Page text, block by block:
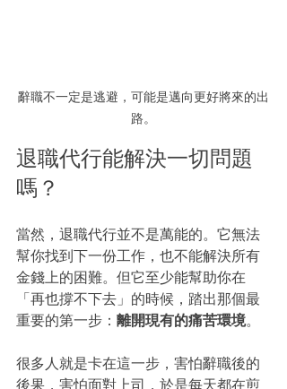
辭職不一定是逃避，可能是邁向更好將來的出
路。
退職代行能解決一切問題
嗎？
當然，退職代行並不是萬能的。它無法
幫你找到下一份工作，也不能解決所有
金錢上的困難。但它至少能幫助你在
「再也撐不下去」的時候，踏出那個最
重要的第一步： 離開現有的痛苦環境。
很多人就是卡在這一步，害怕辭職後的
後果，害怕面對上司，於是每天都在煎